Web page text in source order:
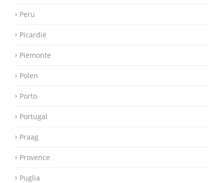
Peru
Picardië
Piëmonte
Polen
Porto
Portugal
Praag
Provence
Puglia